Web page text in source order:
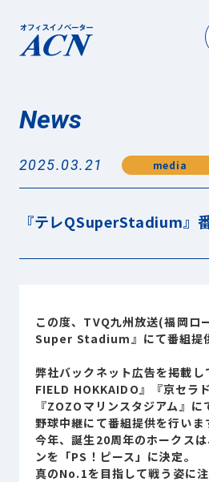
法人のお客様
個人のお客様
ACNについて
News
最新情報
Sustainability
サステナビリティ
Recruit
採用情報
News
2025.03.21 media
『テレQSuperStadium』
この度、TVQ九州放送(福岡ロ
Super Stadium』にて番組提
弊社バックネット広告を掲載し
FIELD HOKKAIDO』『京セラ
『ZOZOマリンスタジアム』
野球中継にて番組提供を行いま
今年、誕生20周年のホークス
ンを「PS！ピース」に決定。
真のNo.1を目指して戦う姿に注